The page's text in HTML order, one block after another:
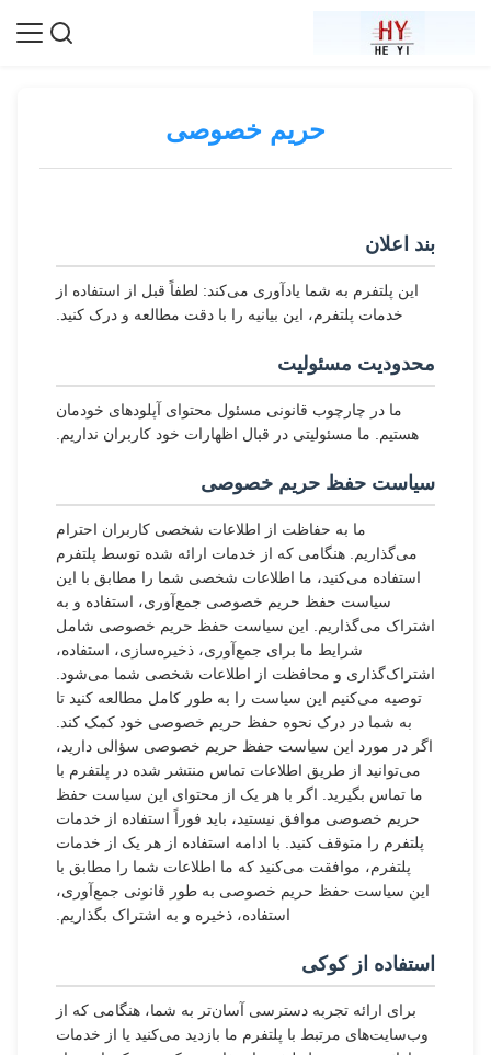
حریم خصوصی
بند اعلان
این پلتفرم به شما یادآوری می‌کند: لطفاً قبل از استفاده از
خدمات پلتفرم، این بیانیه را با دقت مطالعه و درک کنید.
محدودیت مسئولیت
ما در چارچوب قانونی مسئول محتوای آپلودهای خودمان
هستیم. ما مسئولیتی در قبال اظهارات خود کاربران نداریم.
سیاست حفظ حریم خصوصی
ما به حفاظت از اطلاعات شخصی کاربران احترام
می‌گذاریم. هنگامی که از خدمات ارائه شده توسط پلتفرم
استفاده می‌کنید، ما اطلاعات شخصی شما را مطابق با این
سیاست حفظ حریم خصوصی جمع‌آوری، استفاده و به
اشتراک می‌گذاریم. این سیاست حفظ حریم خصوصی شامل
شرایط ما برای جمع‌آوری، ذخیره‌سازی، استفاده،
اشتراک‌گذاری و محافظت از اطلاعات شخصی شما می‌شود.
توصیه می‌کنیم این سیاست را به طور کامل مطالعه کنید تا
به شما در درک نحوه حفظ حریم خصوصی خود کمک کند.
اگر در مورد این سیاست حفظ حریم خصوصی سؤالی دارید،
می‌توانید از طریق اطلاعات تماس منتشر شده در پلتفرم با
ما تماس بگیرید. اگر با هر یک از محتوای این سیاست حفظ
حریم خصوصی موافق نیستید، باید فوراً استفاده از خدمات
پلتفرم را متوقف کنید. با ادامه استفاده از هر یک از خدمات
پلتفرم، موافقت می‌کنید که ما اطلاعات شما را مطابق با
این سیاست حفظ حریم خصوصی به طور قانونی جمع‌آوری،
استفاده، ذخیره و به اشتراک بگذاریم.
استفاده از کوکی
برای ارائه تجربه دسترسی آسان‌تر به شما، هنگامی که از
وب‌سایت‌های مرتبط با پلتفرم ما بازدید می‌کنید یا از خدمات